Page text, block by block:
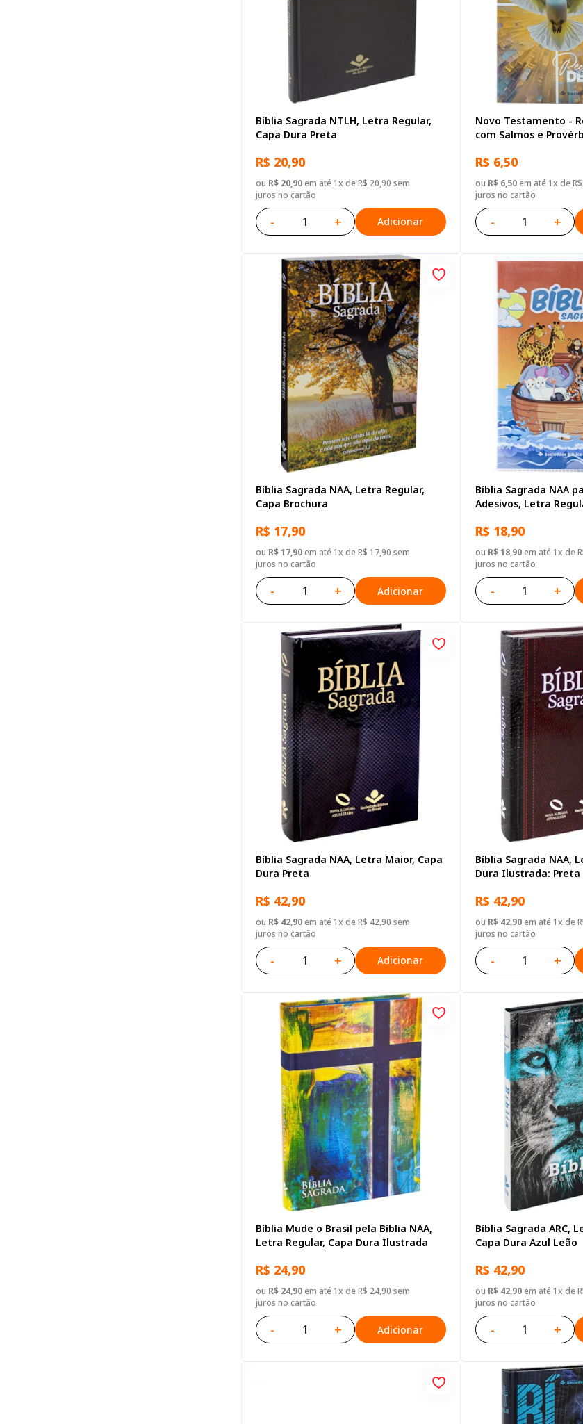
Bíblia Sagrada NTLH, Letra Regular,
Capa Dura Preta
R$ 20,90
ou R$ 20,90em até 1x de R$ 20,90 sem
juros no cartão
- + Adicionar
Novo Testamento -
com Salmos e
R$ 6,50
ou R$ 6,50em até 1x de
juros no cartão
- +
Bíblia Sagrada NAA, Letra Regular,
Capa Brochura
R$ 17,90
ou R$ 17,90em até 1x de R$ 17,90 sem
juros no cartão
- + Adicionar
Bíblia Sagrada NAA
Adesivos, Letra
R$ 18,90
ou R$ 18,90em até 1x de
juros no cartão
- +
Bíblia Sagrada NAA, Letra Maior, Capa
Dura Preta
R$ 42,90
ou R$ 42,90em até 1x de R$ 42,90 sem
juros no cartão
- + Adicionar
Bíblia Sagrada NAA,
Dura Ilustrada: Preta
R$ 42,90
ou R$ 42,90em até 1x de
juros no cartão
- +
Bíblia Mude o Brasil pela Bíblia NAA,
Letra Regular, Capa Dura Ilustrada
R$ 24,90
ou R$ 24,90em até 1x de R$ 24,90 sem
juros no cartão
- + Adicionar
Bíblia Sagrada ARC,
Capa Dura Azul Leão
R$ 42,90
ou R$ 42,90em até 1x de
juros no cartão
- +